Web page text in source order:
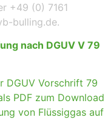
+49 (0) 7161
bulling.de.
nach DGUV V 79
DGUV Vorschrift 79
PDF zum Download
von Flüssiggas auf